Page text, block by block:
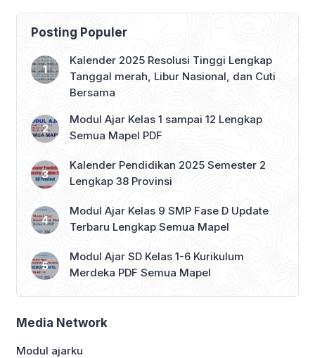
Posting Populer
Kalender 2025 Resolusi Tinggi Lengkap
Tanggal merah, Libur Nasional, dan Cuti
Bersama
Modul Ajar Kelas 1 sampai 12 Lengkap
Semua Mapel PDF
Kalender Pendidikan 2025 Semester 2
Lengkap 38 Provinsi
Modul Ajar Kelas 9 SMP Fase D Update
Terbaru Lengkap Semua Mapel
Modul Ajar SD Kelas 1-6 Kurikulum
Merdeka PDF Semua Mapel
Media Network
Modul ajarku